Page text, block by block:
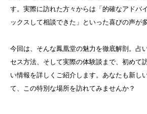
す。実際に訪れた方々からは「的確なアドバ
ックスして相談できた」といった喜びの声が
今回は、そんな鳳凰堂の魅力を徹底解剖。占
セス方法、そして実際の体験談まで、初めて
い情報を詳しくご紹介します。あなたも新し
て、この特別な場所を訪れてみませんか？